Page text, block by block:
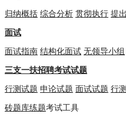
归纳概括 综合分析 贯彻执行 提
面试
面试指南 结构化面试 无领导小组
三支一扶招聘考试试题
行测试题 申论试题 面试试题 行
砖题库练题考试工具